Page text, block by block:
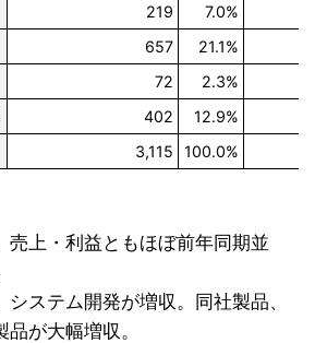
219
7.0%
657
21.1%
72
2.3%
402
12.9%
3,115
100.0%
売上・利益ともほぼ前年同期並
ステム開発が増収。同社製品、
品が大幅増収。